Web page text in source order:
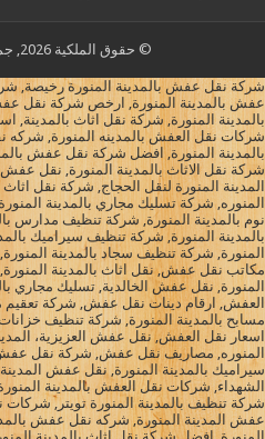
© حقوق الملكية 2026, جميع الحقوق محفوظة
شركة نقل عفش بالمدينة المنورة رخيصة,
عفش بالمدينة المنورة, ارخص شركة نقل
بالمدينة المنورة, شركة نقل اثاث بالمدينة,
شركات نقل العفش بالمدينه المنورة, شركه
بالمدينة المنورة, افضل شركة نقل عفش
شركة نقل الاثاث بالمدينة المنورة, نقل
المدينة المنورة لنقل الحجاج, شركة نقل
المنوره, شركة تسليك مجاري بالمدينة
نوم بالمدينة المنورة, شركة تنظيف مدارس
بالمدينة المنورة, شركة تنظيف سيراميك
المنورة, شركة تنظيف سجاد بالمدينة
مكاتب نقل عفش, نقل اثاث بالمدينة
المنورة, نقل عفش الخالدية, تسليك مجاري
العفش, ارقام دينات نقل عفش, شركة تعقيم
مسابح بالمدينة المنورة, شركة تنظيف خزانات
اسعار نقل العفش, نقل عفش العزيزية،
المنوره, مصاريف نقل عفش, شركة نقل عفش
سيراميك بالمدينة المنورة, نقل عفش
الشهداء, شركات نقل العفش بالمدينة
شركة تنظيف بالمدينة المنورة تويتر,
عفش المدينة المنورة, شركه نقل عفش